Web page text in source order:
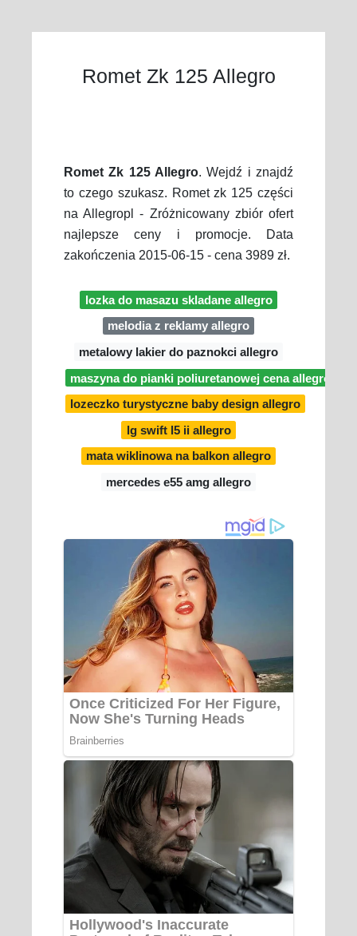
Romet Zk 125 Allegro
Romet Zk 125 Allegro. Wejdź i znajdź
to czego szukasz. Romet zk 125 części
na Allegropl - Zróżnicowany zbiór ofert
najlepsze ceny i promocje. Data
zakończenia 2015-06-15 - cena 3989 zł.
lozka do masazu skladane allegro
melodia z reklamy allegro
metalowy lakier do paznokci allegro
maszyna do pianki poliuretanowej cena allegro
lozeczko turystyczne baby design allegro
lg swift l5 ii allegro
mata wiklinowa na balkon allegro
mercedes e55 amg allegro